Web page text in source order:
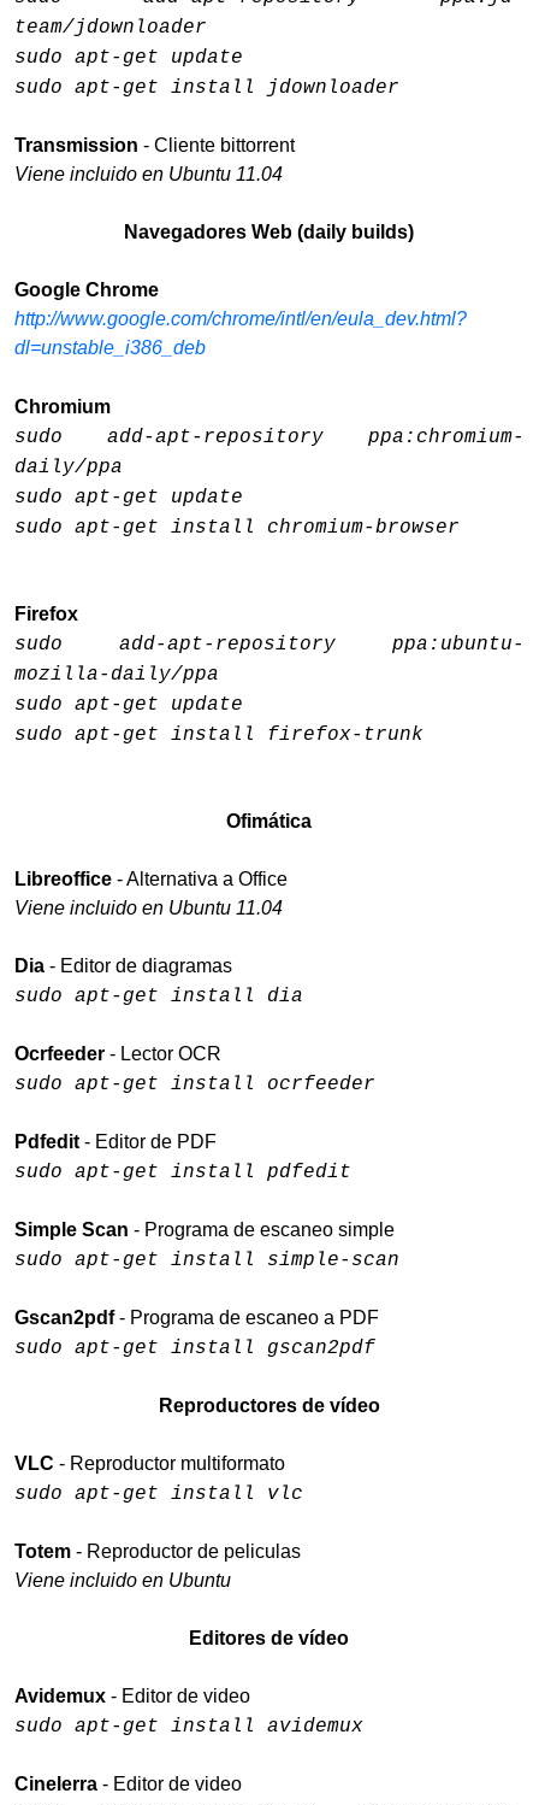
team/jdownloader
sudo apt-get update
sudo apt-get install jdownloader
Transmission - Cliente bittorrent
Viene incluido en Ubuntu 11.04
Navegadores Web (daily builds)
Google Chrome
http://www.google.com/chrome/intl/en/eula_dev.html?
dl=unstable_i386_deb
Chromium
sudo add-apt-repository ppa:chromium-
daily/ppa
sudo apt-get update
sudo apt-get install chromium-browser
Firefox
sudo add-apt-repository ppa:ubuntu-
mozilla-daily/ppa
sudo apt-get update
sudo apt-get install firefox-trunk
Ofimática
Libreoffice - Alternativa a Office
Viene incluido en Ubuntu 11.04
Dia - Editor de diagramas
sudo apt-get install dia
Ocrfeeder - Lector OCR
sudo apt-get install ocrfeeder
Pdfedit - Editor de PDF
sudo apt-get install pdfedit
Simple Scan - Programa de escaneo simple
sudo apt-get install simple-scan
Gscan2pdf - Programa de escaneo a PDF
sudo apt-get install gscan2pdf
Reproductores de vídeo
VLC - Reproductor multiformato
sudo apt-get install vlc
Totem - Reproductor de peliculas
Viene incluido en Ubuntu
Editores de vídeo
Avidemux - Editor de video
sudo apt-get install avidemux
Cinelerra - Editor de video